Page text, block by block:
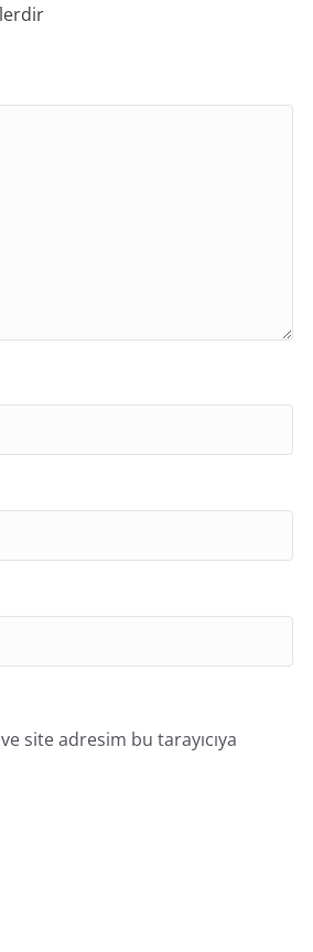
site adresim bu tarayıcıya